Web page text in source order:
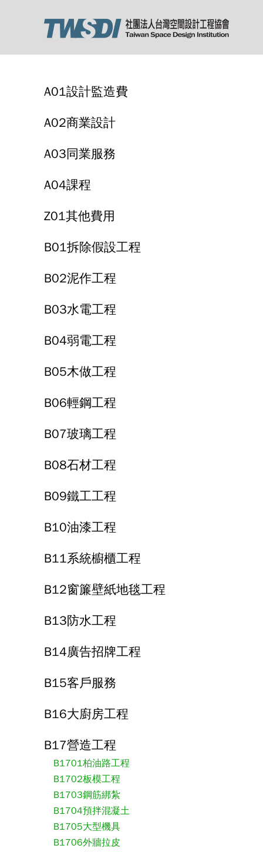
A01設計監造費
A02商業設計
A03同業服務
A04課程
Z01其他費用
B01拆除假設工程
B02泥作工程
B03水電工程
B04弱電工程
B05木做工程
B06輕鋼工程
B07玻璃工程
B08石材工程
B09鐵工工程
B10油漆工程
B11系統櫥櫃工程
B12窗簾壁紙地毯工程
B13防水工程
B14廣告招牌工程
B15客戶服務
B16大廚房工程
B17營造工程
B1701柏油路工程
B1702板模工程
B1703鋼筋綁紮
B1704預拌混凝土
B1705大型機具
B1706外牆拉皮